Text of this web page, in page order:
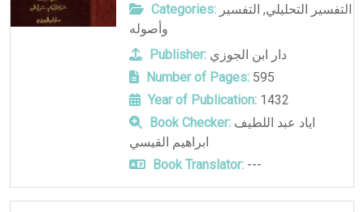
Categories:
التفسير التحليلي, التفسير
وأصوله
Publisher: دار ابن الجوزي
Number of Pages:595
Year of Publication:1432
Book Checker:اياد عبد اللطيف
ابراهيم القيسي
Book Translator:---